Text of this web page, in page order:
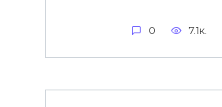
0 7.1к.